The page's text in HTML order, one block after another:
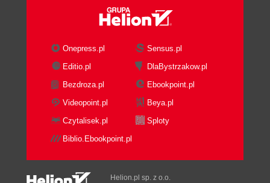
Onepress.pl
Sensus.pl
Editio.pl
DlaBystrzakow.pl
Bezdroza.pl
Ebookpoint.pl
Videopoint.pl
Beya.pl
Czytalisek.pl
Sploty
Biblio.Ebookpoint.pl
Helion.pl sp. z o.o.